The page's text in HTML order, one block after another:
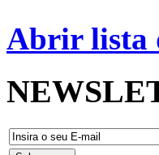
Abrir lista